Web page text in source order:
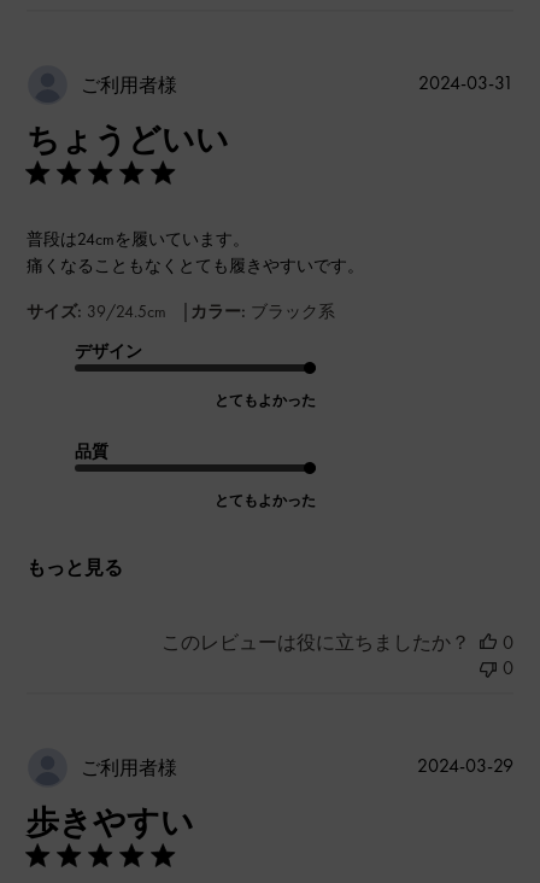
ご利用者様
ちょうどいい
普段は24cmを履いています。
痛くなることもなくとても履きやすいです。
サイズ: 39/24.5cm | カラー: ブラック系
デザイン
とてもよかった
品質
とてもよかった
もっと見る
2024-03-31
このレビューは役に立ちましたか？
0
0
ご利用者様
歩きやすい
公
2024-03-29